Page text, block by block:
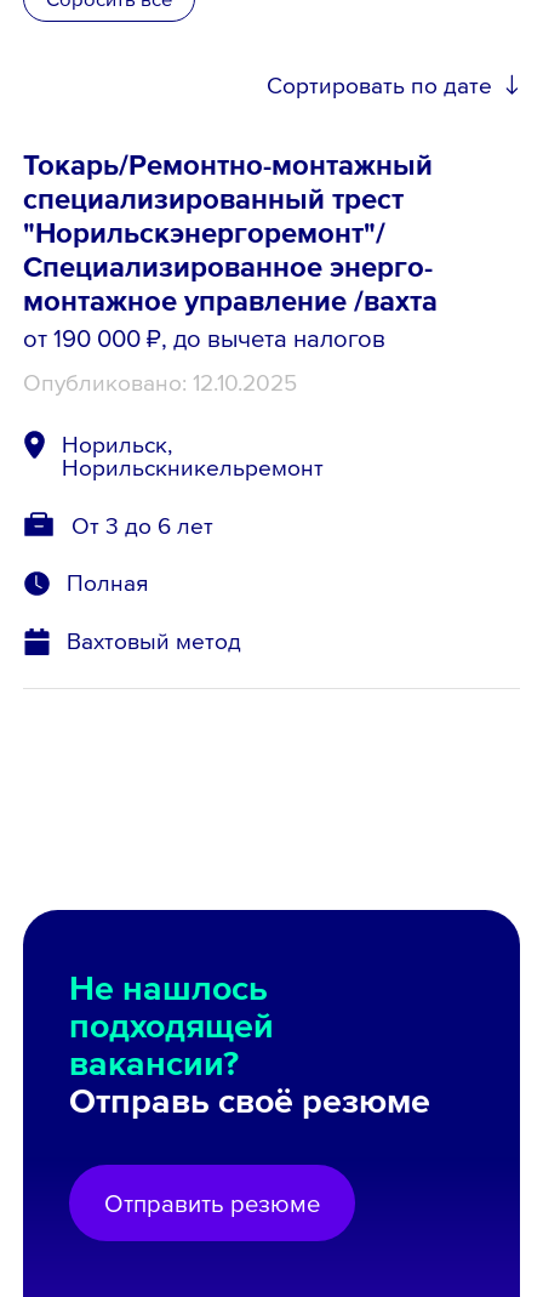
Сортировать по дате
Токарь/Ремонтно-монтажный
специализированный трест
"Норильскэнергоремонт"/
Специализированное энерго-
монтажное управление /вахта
от 190 000 ₽, до вычета налогов
Опубликовано: 12.10.2025
Норильск,
Норильскникельремонт
От 3 до 6 лет
Полная
Вахтовый метод
Не нашлось
подходящей
вакансии?
Отправь своё резюме
Отправить резюме